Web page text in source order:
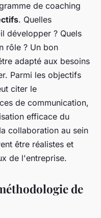
de coaching
. Quelles
développer ? Quels
rôle ? Un bon
adapté aux besoins
Parmi les objectifs
citer le
de communication,
efficace du
collaboration au sein
être réalistes et
de l'entreprise.
de